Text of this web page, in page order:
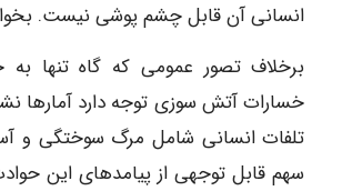
انسانی آن قابل چشم پوشی نیست.
برخلاف تصور عمومی که گاه تنها به
خسارات آتش سوزی توجه دارد آمارها
تلفات انسانی شامل مرگ سوختگی و
سهم قابل توجهی از پیامدهای این